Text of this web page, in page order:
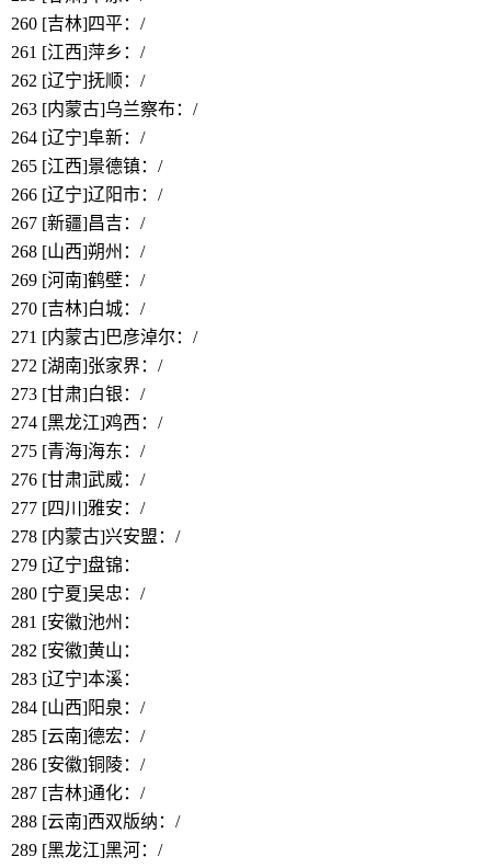
260 [吉林]四平：/
261 [江西]萍乡 ：/
262 [辽宁]抚顺 ：/
263 [内蒙古]乌兰察布 ：/
264 [辽宁]阜新：/
265 [江西]景德镇：/
266 [辽宁]辽阳市：/
267 [新疆]昌吉 ：/
268 [山西]朔州 ：/
269 [河南]鹤壁：/
270 [吉林]白城：/
271 [内蒙古]巴彦淖尔 ：/
272 [湖南]张家界 ：/
273 [甘肃]白银 ：/
274 [黑龙江]鸡西 ：/
275 [青海]海东 ：/
276 [甘肃]武威：/
277 [四川]雅安 ：/
278 [内蒙古]兴安盟 ：/
279 [辽宁]盘锦：
280 [宁夏]吴忠 ：/
281 [安徽]池州：
282 [安徽]黄山：
283 [辽宁]本溪：
284 [山西]阳泉：/
285 [云南]德宏：/
286 [安徽]铜陵：/
287 [吉林]通化：/
288 [云南]西双版纳 ：/
289 [黑龙江]黑河 ：/